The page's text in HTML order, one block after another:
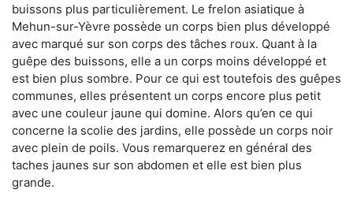
buissons plus particulièrement. Le frelon asiatique à
Mehun-sur-Yèvre possède un corps bien plus développé
avec marqué sur son corps des tâches roux. Quant à la
guêpe des buissons, elle a un corps moins développé et
est bien plus sombre. Pour ce qui est toutefois des guêpes
communes, elles présentent un corps encore plus petit
avec une couleur jaune qui domine. Alors qu’en ce qui
concerne la scolie des jardins, elle possède un corps noir
avec plein de poils. Vous remarquerez en général des
taches jaunes sur son abdomen et elle est bien plus
grande.